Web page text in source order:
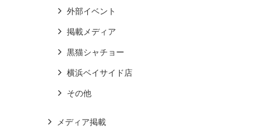
外部イベント
掲載メディア
黒猫シャチョー
横浜ベイサイド店
その他
メディア掲載